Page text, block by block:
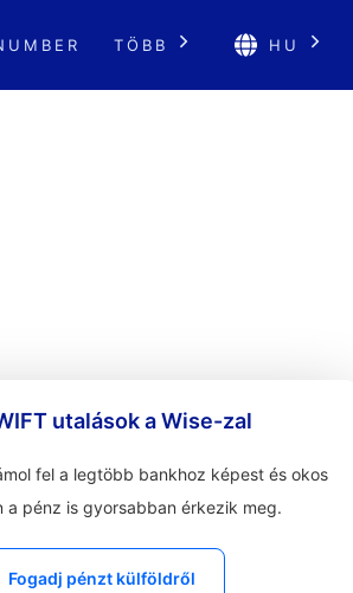
TÖBB HU
utalások a Wise-zal
fel a legtöbb bankhoz képest és okos
a pénz is gyorsabban érkezik meg.
Fogadj pénzt külföldről